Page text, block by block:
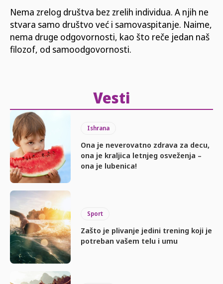
Nema zrelog društva bez zrelih individua. A njih ne
stvara samo društvo već i samovaspitanje. Naime,
nema druge odgovornosti, kao što reče jedan naš
filozof, od samoodgovornosti.
Vesti
Ishrana
Ona je neverovatno zdrava za decu,
ona je kraljica letnjeg osveženja –
ona je lubenica!
Sport
Zašto je plivanje jedini trening koji je
potreban vašem telu i umu